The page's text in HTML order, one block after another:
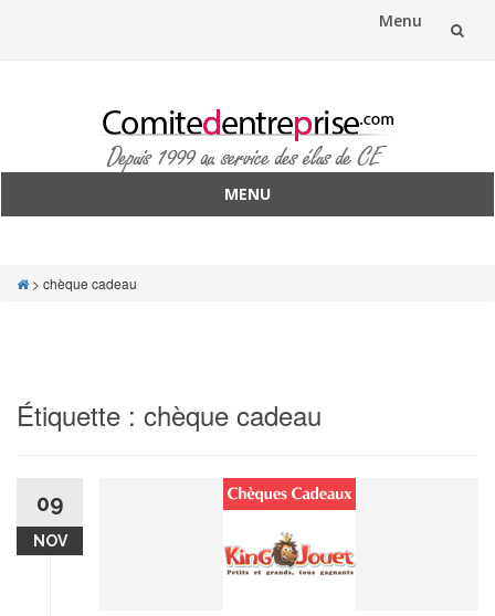
Menu
MENU
> chèque cadeau
Étiquette : chèque cadeau
09
NOV